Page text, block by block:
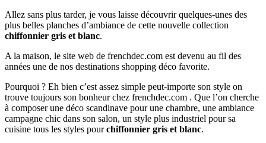
Allez sans plus tarder, je vous laisse découvrir quelques-unes des
plus belles planches d’ambiance de cette nouvelle collection
chiffonnier gris et blanc.
A la maison, le site web de frenchdec.com est devenu au fil des
années une de nos destinations shopping déco favorite.
Pourquoi ? Eh bien c’est assez simple peut-importe son style on
trouve toujours son bonheur chez frenchdec.com . Que l’on cherche
à composer une déco scandinave pour une chambre, une ambiance
campagne chic dans son salon, un style plus industriel pour sa
cuisine tous les styles pourchiffonnier gris et blanc.